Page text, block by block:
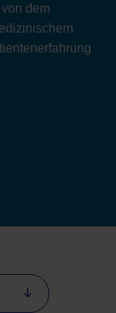
dem